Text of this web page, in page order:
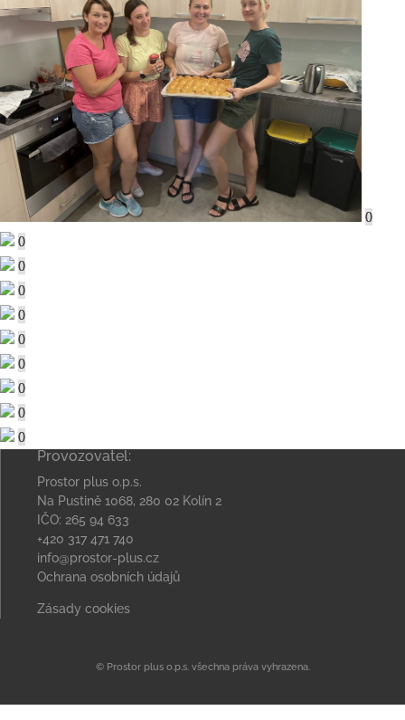
Provozovatel:
Prostor plus o.p.s.
Na Pustině 1068, 280 02 Kolín 2
IČO: 265 94 633
+420 317 471 740
info@prostor-plus.cz
Ochrana osobních údajů
Zásady cookies
© Prostor plus o.p.s. všechna práva vyhrazena.